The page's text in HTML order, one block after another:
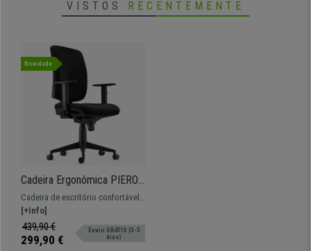
VISTOS RECENTEMENTE
Novidade
Cadeira Ergonómica PIERO,
Apoia Braços Ajustáveis,
Máxima Qualidade, Pano,
Preto
Cadeira de escritório confortável
e ergonómica. Acolchoado de alta
densidade e braços ajustáveis.
[+Info]
439,90 €
299,90 €
Envio GRÁTIS (3-5
dias)